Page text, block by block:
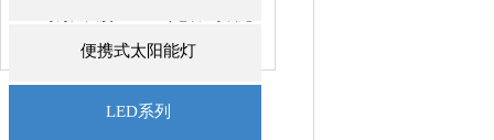
便携式太阳能灯
LED系列
城广场站D出口